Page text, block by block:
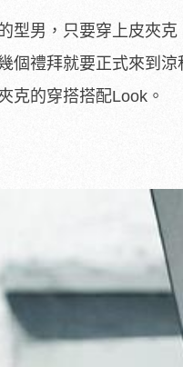
型男，只要穿上皮夾克
個禮拜就要正式來到涼
克的穿搭搭配Look。